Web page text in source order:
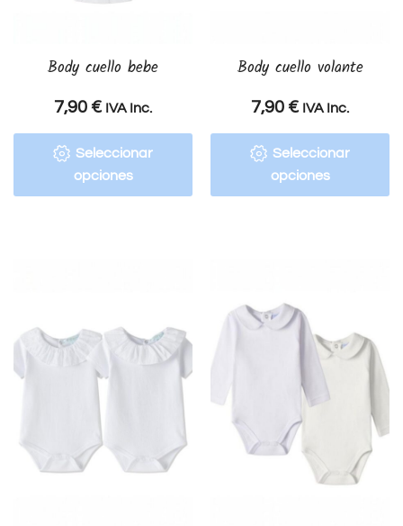
Body cuello bebe
7,90 € IVA Inc.
Seleccionar
opciones
Body cuello volante
7,90 € IVA Inc.
Seleccionar
opciones